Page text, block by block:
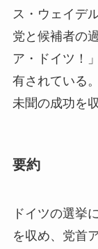
ス・ウェイデ
党と候補者の
ア・ドイツ！
有されている
未聞の成功を
要約
ドイツの選挙
を収め、党首